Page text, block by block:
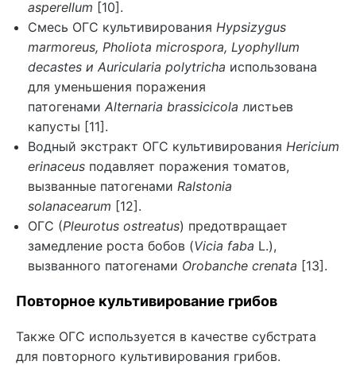
asperellum [10].
Смесь ОГС культивирования Hypsizygus
marmoreus, Pholiota microspora, Lyophyllum
decastes и Auricularia polytricha использована
для уменьшения поражения
патогенами Alternaria brassicicola листьев
капусты [11].
Водный экстракт ОГС культивирования Hericium
erinaceus подавляет поражения томатов,
вызванные патогенами Ralstonia
solanacearum [12].
ОГС (Pleurotus ostreatus) предотвращает
замедление роста бобов (Vicia faba L.),
вызванного патогенами Orobanche crenata [13].
Повторное культивирование грибов
Также ОГС используется в качестве субстрата
для повторного культивирования грибов.